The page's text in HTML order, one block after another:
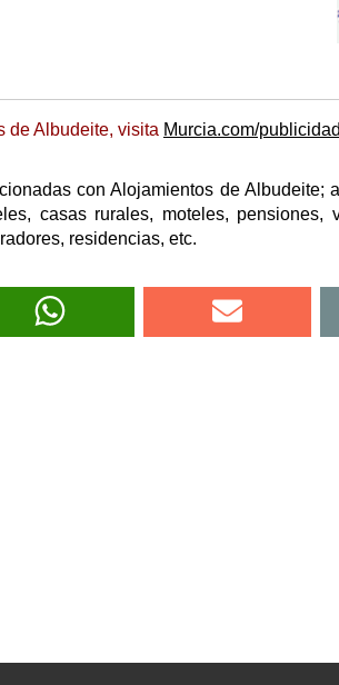
de Albudeite, visita Murcia.com/publicidad
con Alojamientos de Albudeite;
casas rurales, moteles, pensiones,
residencias, etc.